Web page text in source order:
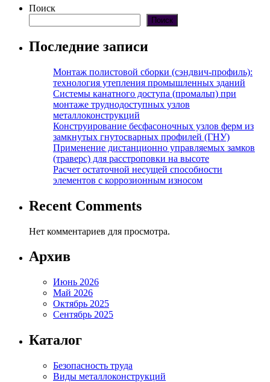
Поиск
Поиск
Последние записи
Монтаж полистовой сборки (сэндвич-профиль):
технология утепления промышленных зданий
Системы канатного доступа (промальп) при
монтаже труднодоступных узлов
металлоконструкций
Конструирование бесфасоночных узлов ферм из
замкнутых гнутосварных профилей (ГНУ)
Применение дистанционно управляемых замков
(траверс) для расстроповки на высоте
Расчет остаточной несущей способности
элементов с коррозионным износом
Recent Comments
Нет комментариев для просмотра.
Архив
Июнь 2026
Май 2026
Октябрь 2025
Сентябрь 2025
Каталог
Безопасность труда
Виды металлоконструкций